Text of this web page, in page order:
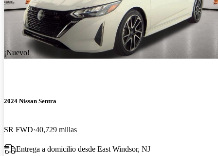
¡Nuevo!
2024 Nissan Sentra
SR FWD 40,729 millas
Entrega a domicilio desde East Windsor, NJ